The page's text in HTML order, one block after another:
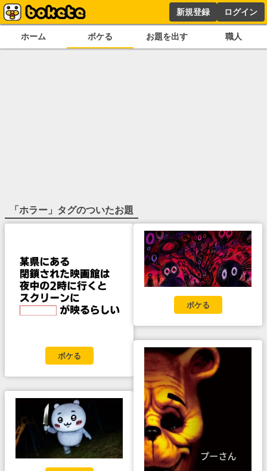
新規登録 ログイン
ホーム ボケる お題を出す 職人
「ホラー 」タグのついたお題
ボケる
ボケる